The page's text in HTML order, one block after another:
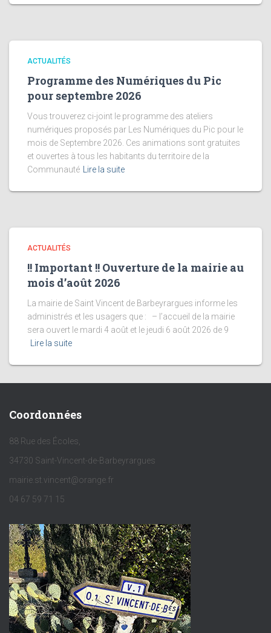
ACTUALITÉS
Programme des Numériques du Pic
pour septembre 2026
Vous trouverez ci-joint le programme des ateliers
numériques proposés par Les Numériques du Pic pour le
mois de Septembre 2026. Ces animations sont gratuites
et ouvertes à tous les habitants du territoire de la
Communauté
Lire la suite
ACTUALITÉS
!! Important !! Ouverture de la mairie au
mois d’août 2026
La mairie de Saint Vincent de Barbeyrargues informe les
administrés et les usagers que : – l’accueil de la mairie
sera ouvert le mardi 4 août et le jeudi 6 août 2026 de 9
Lire la suite
Coordonnées
88 Rue des Écoles,
34730 Saint-Vincent-de-Barbeyrargues
mairie.st.vincent@orange.fr
04 67 59 71 15